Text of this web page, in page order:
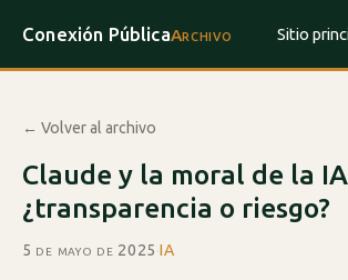
Conexión PúblicaArchivo Sitio
← Volver al archivo
Claude y la moral de la
¿transparencia o riesgo?
5 de mayo de 2025·IA